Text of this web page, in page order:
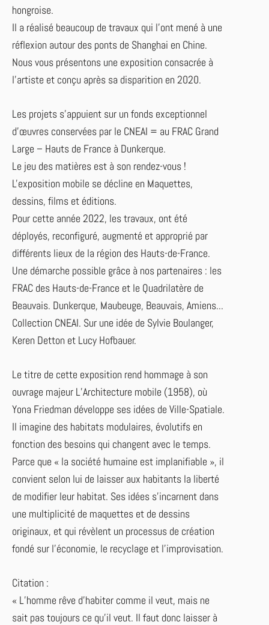
hongroise.
Il a réalisé beaucoup de travaux qui l'ont mené à une
réflexion autour des ponts de Shanghai en Chine.
Nous vous présentons une exposition consacrée à
l'artiste et conçu après sa disparition en 2020.
Les projets s’appuient sur un fonds exceptionnel
d’œuvres conservées par le CNEAI = au FRAC Grand
Large – Hauts de France à Dunkerque.
Le jeu des matières est à son rendez-vous !
L'exposition mobile se décline en Maquettes,
dessins, films et éditions.
Pour cette année 2022, les travaux, ont été
déployés, reconfiguré, augmenté et approprié par
différents lieux de la région des Hauts-de-France.
Une démarche possible grâce à nos partenaires : les
FRAC des Hauts-de-France et le Quadrilatère de
Beauvais. Dunkerque, Maubeuge, Beauvais, Amiens...
Collection CNEAI. Sur une idée de Sylvie Boulanger,
Keren Detton et Lucy Hofbauer.
Le titre de cette exposition rend hommage à son
ouvrage majeur L’Architecture mobile (1958), où
Yona Friedman développe ses idées de Ville-Spatiale.
Il imagine des habitats modulaires, évolutifs en
fonction des besoins qui changent avec le temps.
Parce que « la société humaine est implanifiable », il
convient selon lui de laisser aux habitants la liberté
de modifier leur habitat. Ses idées s’incarnent dans
une multiplicité de maquettes et de dessins
originaux, et qui révèlent un processus de création
fondé sur l’économie, le recyclage et l’improvisation.
Citation :
« L’homme rêve d’habiter comme il veut, mais ne
sait pas toujours ce qu’il veut. Il faut donc laisser à